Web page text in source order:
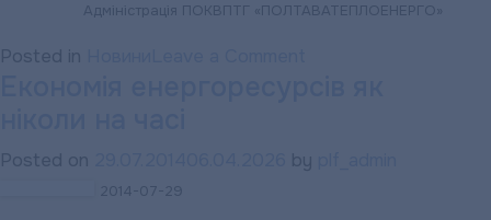
Адміністрація ПОКВПТГ «ПОЛТАВАТЕПЛОЕНЕРГО»
Posted in
ТА
Posted on by
2014-07-29